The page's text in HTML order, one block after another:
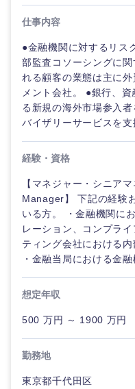
東海地方
仕事内容
●金融機関に対するリス
部監査コソーシングに
れる顧客の業態は主に
メント会社。 ●銀行、
る新規の海外市場参入
バイザリーサービスを支
経験・資格
【マネジャー・シニア
Manager】 下記の経験
いる方。 ・金融機関に
レーション、コンプラ
ティング会社における
・金融当局における金
想定年収
500 万円 ～ 1900 万円
勤務地
東京都千代田区